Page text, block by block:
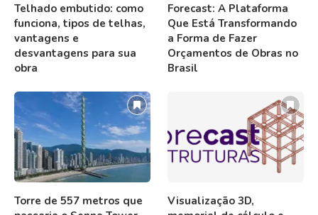
Telhado embutido: como
funciona, tipos de telhas,
vantagens e
desvantagens para sua
obra
Forecast: A Plataforma
Que Está Transformando
a Forma de Fazer
Orçamentos de Obras no
Brasil
Torre de 557 metros que
Visualização 3D,